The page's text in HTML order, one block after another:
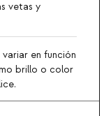
vetas y
en función
brillo o color